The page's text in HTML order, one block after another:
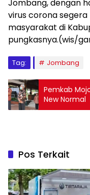
Jombang, dengan
virus corona
masyarakat di
pungkasnya.(wis/
Tag: Jombang
Pemkab
New Normal
Pos Terkait